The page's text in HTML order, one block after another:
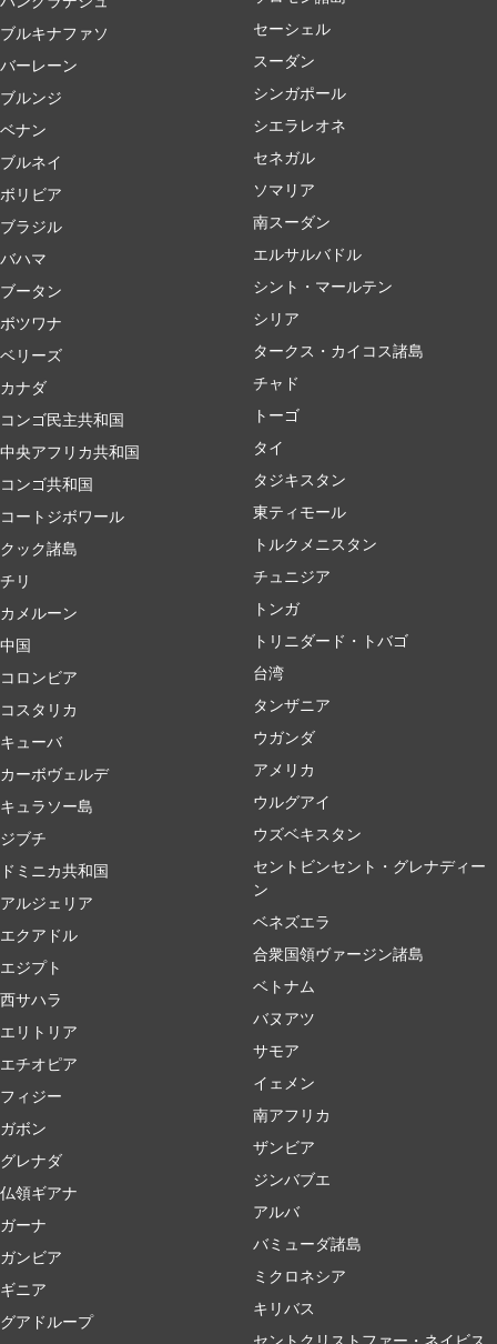
ブルキナファソ
バーレーン
ブルンジ
ベナン
ブルネイ
ボリビア
ブラジル
バハマ
ブータン
ボツワナ
ベリーズ
カナダ
コンゴ民主共和国
中央アフリカ共和国
コンゴ共和国
コートジボワール
クック諸島
チリ
カメルーン
中国
コロンビア
コスタリカ
キューバ
カーボヴェルデ
キュラソー島
ジブチ
ドミニカ共和国
アルジェリア
エクアドル
エジプト
西サハラ
エリトリア
エチオピア
フィジー
ガボン
グレナダ
仏領ギアナ
ガーナ
ガンビア
ギニア
グアドループ
セーシェル
スーダン
シンガポール
シエラレオネ
セネガル
ソマリア
南スーダン
エルサルバドル
シント・マールテン
シリア
タークス・カイコス諸島
チャド
トーゴ
タイ
タジキスタン
東ティモール
トルクメニスタン
チュニジア
トンガ
トリニダード・トバゴ
台湾
タンザニア
ウガンダ
アメリカ
ウルグアイ
ウズベキスタン
セントビンセント・グレナディー
ン
ベネズエラ
合衆国領ヴァージン諸島
ベトナム
バヌアツ
サモア
イェメン
南アフリカ
ザンビア
ジンバブエ
アルバ
バミューダ諸島
ミクロネシア
キリバス
セントクリストファー・ネイビス